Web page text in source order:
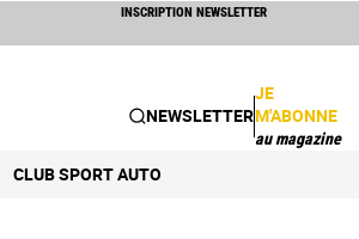
INSCRIPTION NEWSLETTER
NEWSLETTER
JE
M'ABONNE
au magazine
CLUB SPORT AUTO